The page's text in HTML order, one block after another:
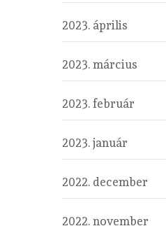
2023. április
2023. március
2023. február
2023. január
2022. december
2022. november